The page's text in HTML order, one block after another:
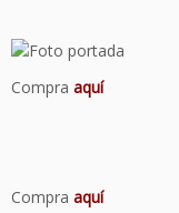
Compra aquí
Compra aquí